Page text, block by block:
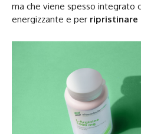
ma che viene spesso integrato
energizzante e per ripristinare